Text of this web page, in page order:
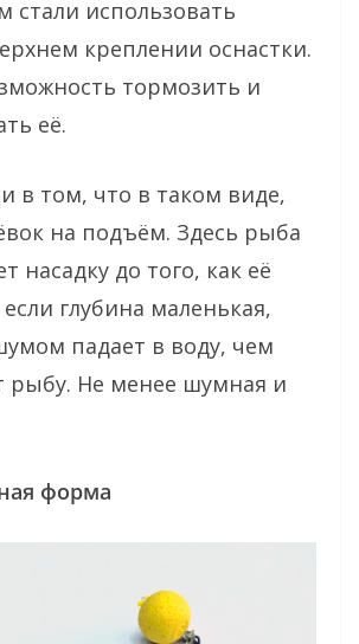
стали использовать
креплении оснастки.
тормозить и
её.
в том, что в таком виде,
на подъём. Здесь рыба
насадку до того, как её
глубина маленькая,
падает в воду, чем
рыбу. Не менее шумная и
форма